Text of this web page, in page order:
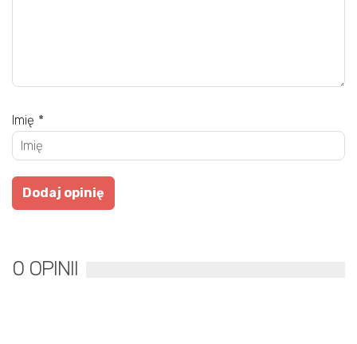
Imię *
0 OPINII